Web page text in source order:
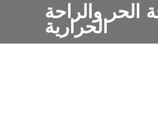
الحر والراحة
الحرارية